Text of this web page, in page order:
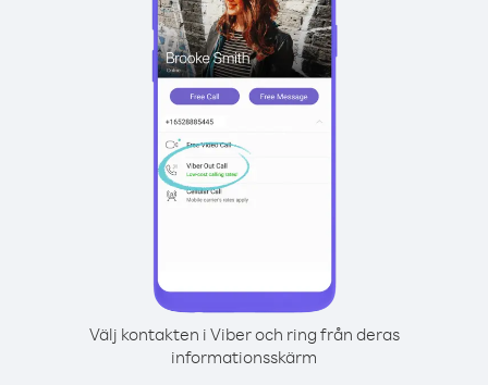
Välj kontakten i Viber och ring från deras
informationsskärm